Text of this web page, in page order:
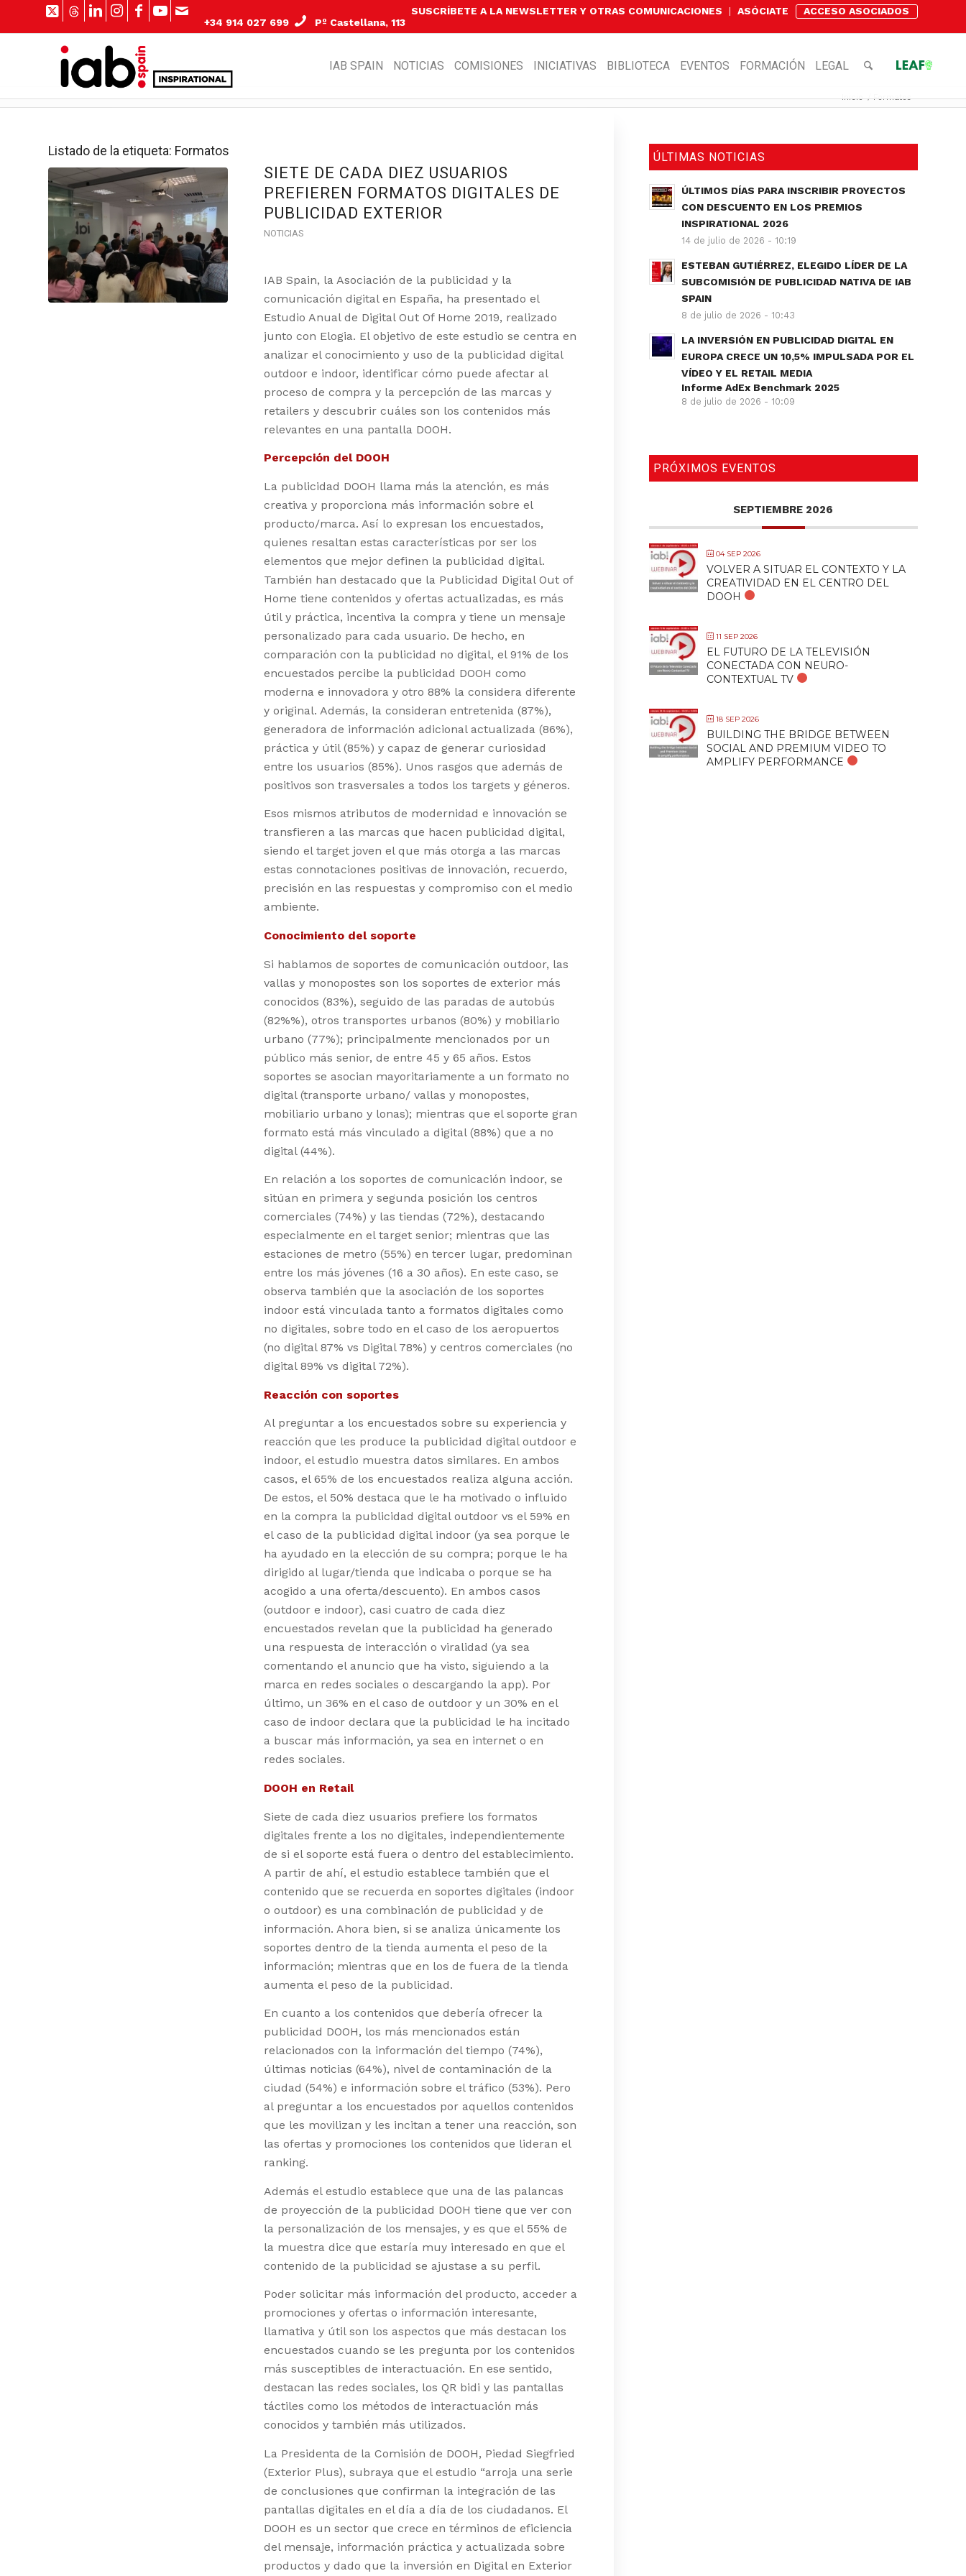
SUSCRÍBETE A LA NEWSLETTER Y OTRAS COMUNICACIONES ASÓCIATE
ACCESO ASOCIADOS
+34 914 027 699
Pº Castellana, 113
IAB SPAIN NOTICIAS COMISIONES INICIATIVAS BIBLIOTECA EVENTOS FORMACIÓN LEGAL
Inicio / Formatos
Listado de la etiqueta: Formatos
SIETE DE CADA DIEZ USUARIOS
PREFIEREN FORMATOS DIGITALES DE
PUBLICIDAD EXTERIOR
NOTICIAS
IAB Spain, la Asociación de la publicidad y la
comunicación digital en España, ha presentado el
Estudio Anual de Digital Out Of Home 2019, realizado
junto con Elogia. El objetivo de este estudio se centra en
analizar el conocimiento y uso de la publicidad digital
outdoor e indoor, identificar cómo puede afectar al
proceso de compra y la percepción de las marcas y
retailers y descubrir cuáles son los contenidos más
relevantes en una pantalla DOOH.
Percepción del DOOH
La publicidad DOOH llama más la atención, es más
creativa y proporciona más información sobre el
producto/marca. Así lo expresan los encuestados,
quienes resaltan estas características por ser los
elementos que mejor definen la publicidad digital.
También han destacado que la Publicidad Digital Out of
Home tiene contenidos y ofertas actualizadas, es más
útil y práctica, incentiva la compra y tiene un mensaje
personalizado para cada usuario. De hecho, en
comparación con la publicidad no digital, el 91% de los
encuestados percibe la publicidad DOOH como
moderna e innovadora y otro 88% la considera diferente
y original. Además, la consideran entretenida (87%),
generadora de información adicional actualizada (86%),
práctica y útil (85%) y capaz de generar curiosidad
entre los usuarios (85%). Unos rasgos que además de
positivos son trasversales a todos los targets y géneros.
Esos mismos atributos de modernidad e innovación se
transfieren a las marcas que hacen publicidad digital,
siendo el target joven el que más otorga a las marcas
estas connotaciones positivas de innovación, recuerdo,
precisión en las respuestas y compromiso con el medio
ambiente.
Conocimiento del soporte
Si hablamos de soportes de comunicación outdoor, las
vallas y monopostes son los soportes de exterior más
conocidos (83%), seguido de las paradas de autobús
(82%%), otros transportes urbanos (80%) y mobiliario
urbano (77%); principalmente mencionados por un
público más senior, de entre 45 y 65 años. Estos
soportes se asocian mayoritariamente a un formato no
digital (transporte urbano/ vallas y monopostes,
mobiliario urbano y lonas); mientras que el soporte gran
formato está más vinculado a digital (88%) que a no
digital (44%).
En relación a los soportes de comunicación indoor, se
sitúan en primera y segunda posición los centros
comerciales (74%) y las tiendas (72%), destacando
especialmente en el target senior; mientras que las
estaciones de metro (55%) en tercer lugar, predominan
entre los más jóvenes (16 a 30 años). En este caso, se
observa también que la asociación de los soportes
indoor está vinculada tanto a formatos digitales como
no digitales, sobre todo en el caso de los aeropuertos
(no digital 87% vs Digital 78%) y centros comerciales (no
digital 89% vs digital 72%).
Reacción con soportes
Al preguntar a los encuestados sobre su experiencia y
reacción que les produce la publicidad digital outdoor e
indoor, el estudio muestra datos similares. En ambos
casos, el 65% de los encuestados realiza alguna acción.
De estos, el 50% destaca que le ha motivado o influido
en la compra la publicidad digital outdoor vs el 59% en
el caso de la publicidad digital indoor (ya sea porque le
ha ayudado en la elección de su compra; porque le ha
dirigido al lugar/tienda que indicaba o porque se ha
acogido a una oferta/descuento). En ambos casos
(outdoor e indoor), casi cuatro de cada diez
encuestados revelan que la publicidad ha generado
una respuesta de interacción o viralidad (ya sea
comentando el anuncio que ha visto, siguiendo a la
marca en redes sociales o descargando la app). Por
último, un 36% en el caso de outdoor y un 30% en el
caso de indoor declara que la publicidad le ha incitado
a buscar más información, ya sea en internet o en
redes sociales.
DOOH en Retail
Siete de cada diez usuarios prefiere los formatos
digitales frente a los no digitales, independientemente
de si el soporte está fuera o dentro del establecimiento.
A partir de ahí, el estudio establece también que el
contenido que se recuerda en soportes digitales (indoor
o outdoor) es una combinación de publicidad y de
información. Ahora bien, si se analiza únicamente los
soportes dentro de la tienda aumenta el peso de la
información; mientras que en los de fuera de la tienda
aumenta el peso de la publicidad.
En cuanto a los contenidos que debería ofrecer la
publicidad DOOH, los más mencionados están
relacionados con la información del tiempo (74%),
últimas noticias (64%), nivel de contaminación de la
ciudad (54%) e información sobre el tráfico (53%). Pero
al preguntar a los encuestados por aquellos contenidos
que les movilizan y les incitan a tener una reacción, son
las ofertas y promociones los contenidos que lideran el
ranking.
Además el estudio establece que una de las palancas
de proyección de la publicidad DOOH tiene que ver con
la personalización de los mensajes, y es que el 55% de
la muestra dice que estaría muy interesado en que el
contenido de la publicidad se ajustase a su perfil.
Poder solicitar más información del producto, acceder a
promociones y ofertas o información interesante,
llamativa y útil son los aspectos que más destacan los
encuestados cuando se les pregunta por los contenidos
más susceptibles de interactuación. En ese sentido,
destacan las redes sociales, los QR bidi y las pantallas
táctiles como los métodos de interactuación más
conocidos y también más utilizados.
La Presidenta de la Comisión de DOOH, Piedad Siegfried
(Exterior Plus), subraya que el estudio “arroja una serie
de conclusiones que confirman la integración de las
pantallas digitales en el día a día de los ciudadanos. El
DOOH es un sector que crece en términos de eficiencia
del mensaje, información práctica y actualizada sobre
productos y dado que la inversión en Digital en Exterior
ÚLTIMAS NOTICIAS
ÚLTIMOS DÍAS PARA INSCRIBIR PROYECTOS
CON DESCUENTO EN LOS PREMIOS
INSPIRATIONAL 2026
14 de julio de 2026 - 10:19
ESTEBAN GUTIÉRREZ, ELEGIDO LÍDER DE LA
SUBCOMISIÓN DE PUBLICIDAD NATIVA DE IAB
SPAIN
8 de julio de 2026 - 10:43
LA INVERSIÓN EN PUBLICIDAD DIGITAL EN
EUROPA CRECE UN 10,5% IMPULSADA POR EL
VÍDEO Y EL RETAIL MEDIA
Informe AdEx Benchmark 2025
8 de julio de 2026 - 10:09
PRÓXIMOS EVENTOS
SEPTIEMBRE 2026
04 SEP 2026
VOLVER A SITUAR EL CONTEXTO Y LA
CREATIVIDAD EN EL CENTRO DEL
DOOH
11 SEP 2026
EL FUTURO DE LA TELEVISIÓN
CONECTADA CON NEURO-
CONTEXTUAL TV
18 SEP 2026
BUILDING THE BRIDGE BETWEEN
SOCIAL AND PREMIUM VIDEO TO
AMPLIFY PERFORMANCE